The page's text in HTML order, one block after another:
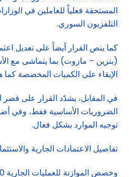
المستحقة فعلياً للعاملين في
التلفزيون السوري.
كما ينص القرار أيضاً على تعديل
(بنزين – مازوت) بما يتماشى مع
الإبقاء على الكميات المخصصة كما
في المقابل، يشدّد القرار على قصر
الضروريات الأساسية فقط، وفي
توجيه الموارد بشكل فعال.
تفاصيل الاعتمادات الجارية